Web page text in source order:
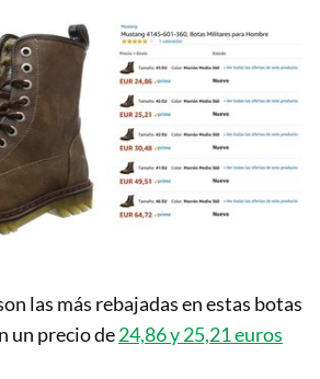
las más rebajadas en estas botas
un precio de24,86 y 25,21 euros